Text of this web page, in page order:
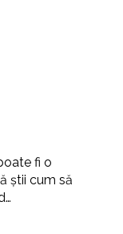
fi o
știi cum să